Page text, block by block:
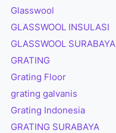
Glasswool
GLASSWOOL INSULASI
GLASSWOOL SURABAYA
GRATING
Grating Floor
grating galvanis
Grating Indonesia
GRATING SURABAYA